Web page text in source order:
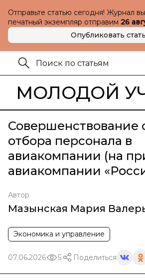
Отправьте статью сегодня! Журнал
печатный экземпляр отправим 26
Опубликовать
МОЛОДОЙ
Совершенствование
отбора персонала в
авиакомпании (на
авиакомпании
Автор
Мазынская Мария
Экономика и управление
07.06.2026 5 Поделиться